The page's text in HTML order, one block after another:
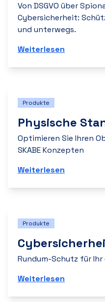
Von DSGVO über
Cybersicherheit:
und unterwegs.
Weiterlesen
Produkte
Physische
Optimieren Sie Ihren
SKABE Konzepten
Weiterlesen
Produkte
Rundum-Schutz für
Weiterlesen